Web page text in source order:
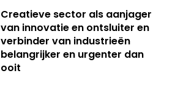
Creatieve sector als aanjager
van innovatie en ontsluiter en
verbinder van industrieën
belangrijker en urgenter dan
ooit